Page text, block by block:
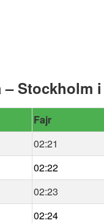
Stockholm
Fajr
02:21
02:22
02:23
02:24